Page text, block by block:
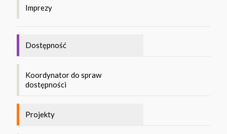
Imprezy
Dostępność
Koordynator do spraw
dostępności
Projekty